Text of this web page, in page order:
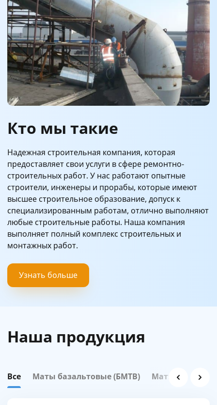
Кто мы такие
Надежная строительная компания, которая
предоставляет свои услуги в сфере ремонтно-
строительных работ. У нас работают опытные
строители, инженеры и прорабы, которые имеют
высшее строительное образование, допуск к
специализированным работам, отлично выполняют
любые строительные работы. Наша компания
выполняет полный комплекс строительных и
монтажных работ.
Узнать больше
Наша продукция
Все Маты базальтовые (БМТВ) Маты